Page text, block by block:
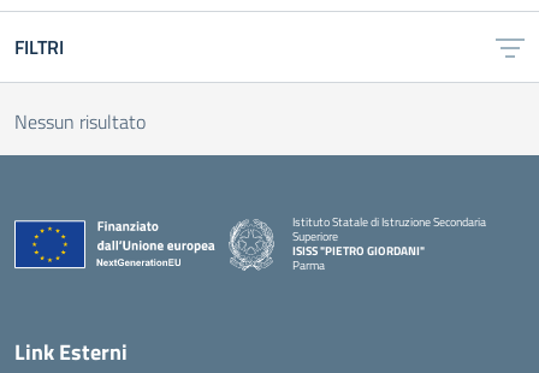
FILTRI
Nessun risultato
Istituto Statale di Istruzione Secondaria
Superiore
ISISS "PIETRO GIORDANI"
Parma
Link Esterni